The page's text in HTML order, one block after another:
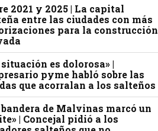
2021 y 2025 | La capital
entre las ciudades con más
para la construcción
situación es dolorosa» |
pyme habló sobre las
que acorralan a los salteños
bandera de Malvinas marcó un
| Concejal pidió a los